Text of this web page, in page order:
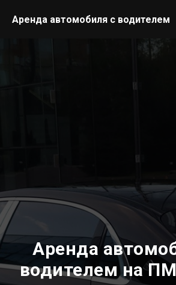
Аренда автомобиля с водителем
Аренда
водителем на